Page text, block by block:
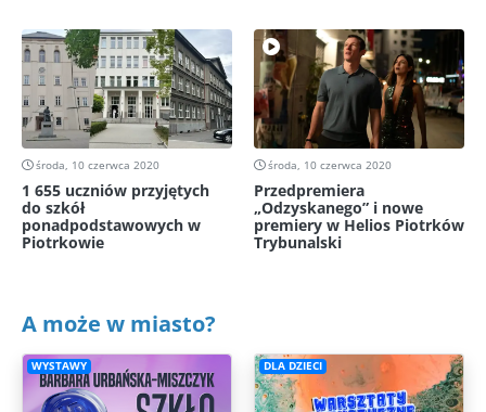
środa, 10 czerwca 2020
1 655 uczniów przyjętych
do szkół
ponadpodstawowych w
Piotrkowie
środa, 10 czerwca 2020
Przedpremiera
„Odzyskanego” i nowe
premiery w Helios Piotrków
Trybunalski
A może w miasto?
WYSTAWY DLA DZIECI